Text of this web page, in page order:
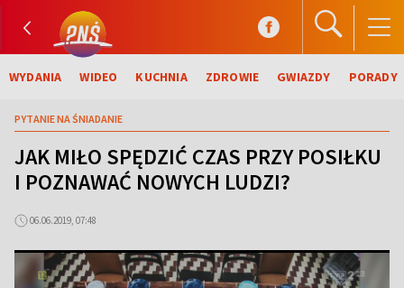
WYDANIA WIDEO KUCHNIA ZDROWIE GWIAZDY PORADY
PYTANIE NA ŚNIADANIE
JAK MIŁO SPĘDZIĆ CZAS PRZY POSIŁKU
I POZNAWAĆ NOWYCH LUDZI?
06.06.2019, 07:48